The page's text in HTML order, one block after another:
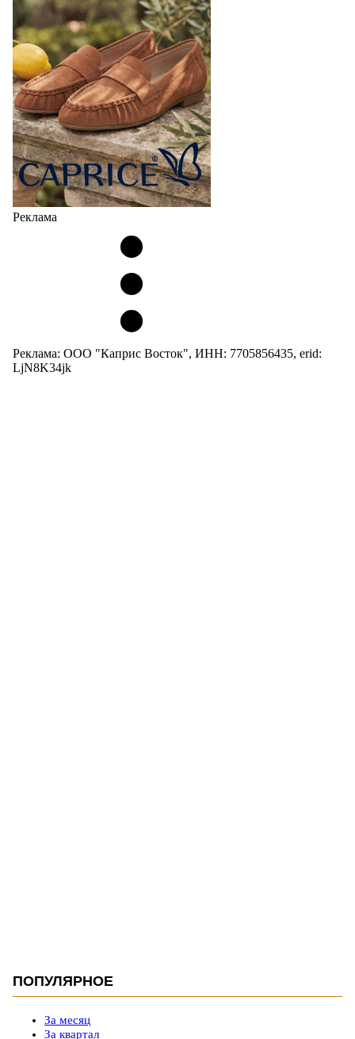
Реклама
Реклама: ООО "Каприс Восток", ИНН: 7705856435, erid:
LjN8K34jk
ПОПУЛЯРНОЕ
За месяц
За квартал